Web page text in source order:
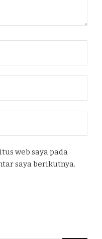
web saya pada
saya berikutnya.